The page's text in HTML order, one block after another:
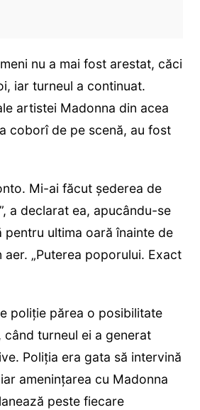
nu a mai fost arestat, căci
iar turneul a continuat.
artistei Madonna din acea
coborî de pe scenă, au fost
Mi-ai făcut șederea de
a declarat ea, apucându-se
pentru ultima oară înainte de
aer. „Puterea poporului. Exact
poliție părea o posibilitate
când turneul ei a generat
Poliția era gata să intervină
amenințarea cu Madonna
peste fiecare